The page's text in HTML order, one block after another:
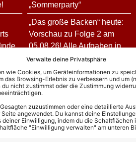
Verwalte deine Privatsphäre
wie Cookies, um Geräteinformationen zu
das Browsing-Erlebnis zu verbessern und um
du nicht zustimmst oder die Zustimmung
zuzustimmen oder eine detaillierte
angewendet. Du kannst deine
Einwilligung, indem du die
"Einwilligung verwalten" am unteren
„Sommerparty“
„Das große Backen“ heute:
Vorschau zu Folge 2 am
05.08.26! Alle Aufgaben in
der 100. Episode der Show!
„Sommerkultur 26“ in
Delmenhorst: Komplettes
Programm vom 04. bis
08.08.26
Sie schrieb Hits für Maite